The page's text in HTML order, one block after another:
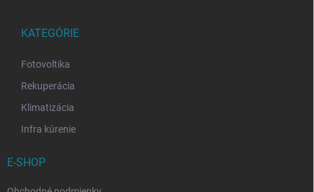
KATEGÓRIE
Fotovoltika
Rekuperácia
Klimatizácia
Infra kúrenie
E-SHOP